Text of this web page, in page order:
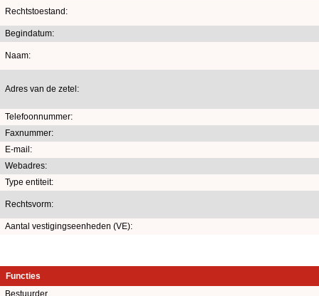
Rechtstoestand:
Begindatum:
Naam:
Adres van de zetel:
Telefoonnummer:
Faxnummer:
E-mail:
Webadres:
Type entiteit:
Rechtsvorm:
Aantal vestigingseenheden (VE):
Functies
Bestuurder